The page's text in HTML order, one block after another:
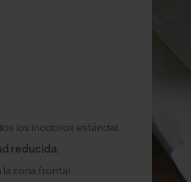
los inodoros estándar.
reducida
zona frontal.